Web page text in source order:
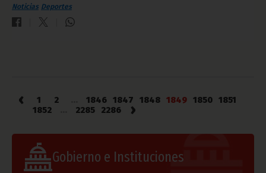
Noticias Deportes
‹ 1 2 1846 1847 1848 1849 1850 1851
1852
2285 2286 ›
Gobierno e Instituciones